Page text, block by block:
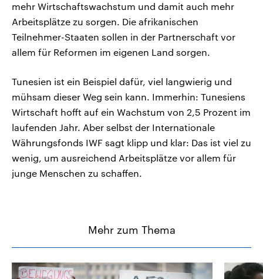
mehr Wirtschaftswachstum und damit auch mehr
Arbeitsplätze zu sorgen. Die afrikanischen
Teilnehmer-Staaten sollen in der Partnerschaft vor
allem für Reformen im eigenen Land sorgen.
Tunesien ist ein Beispiel dafür, viel langwierig und
mühsam dieser Weg sein kann. Immerhin: Tunesiens
Wirtschaft hofft auf ein Wachstum von 2,5 Prozent im
laufenden Jahr. Aber selbst der Internationale
Währungsfonds IWF sagt klipp und klar: Das ist viel zu
wenig, um ausreichend Arbeitsplätze vor allem für
junge Menschen zu schaffen.
Mehr zum Thema